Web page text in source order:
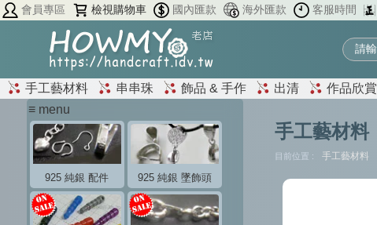
會員專區 檢視購物車 國內匯款 海外匯款 客服時間
手工藝材料 串串珠 飾品 & 手作 出清
作品欣賞
≡ menu
925 純銀 配件 925 純銀 墜飾頭
手工藝材料
目前位置 : 手工藝材料